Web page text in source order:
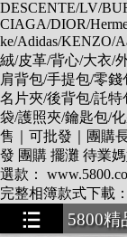
DESCENTE/LV/
CIAGA/DIOR/
ke/Adidas/KENZO/
絨/皮革/背心/大衣/
肩背包/手提包/零
名片夾/後背包/託
袋/護照夾/鑰匙包/
售｜可批發｜團購
發 團購 擺灘 待業
選款：
完整相簿款式下載
5800精